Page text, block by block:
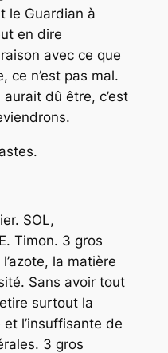
le Guardian à
en dire
avec ce que
ce n’est pas mal.
dû être, c’est
SOL,
Timon. 3 gros
la matière
Sans avoir tout
surtout la
l’insuffisante de
3 gros